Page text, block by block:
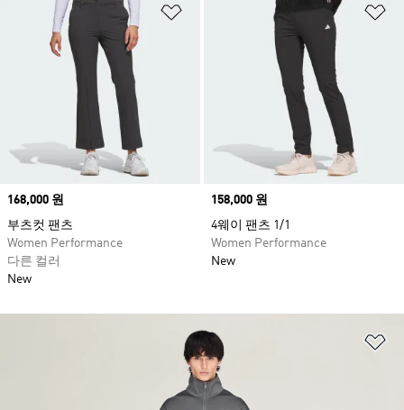
위시리스트 담기
Price
168,000 원
부츠컷 팬츠
Women Performance
다른 컬러
New
Price
158,000 원
4웨이 팬츠 1/1
Women Performance
New